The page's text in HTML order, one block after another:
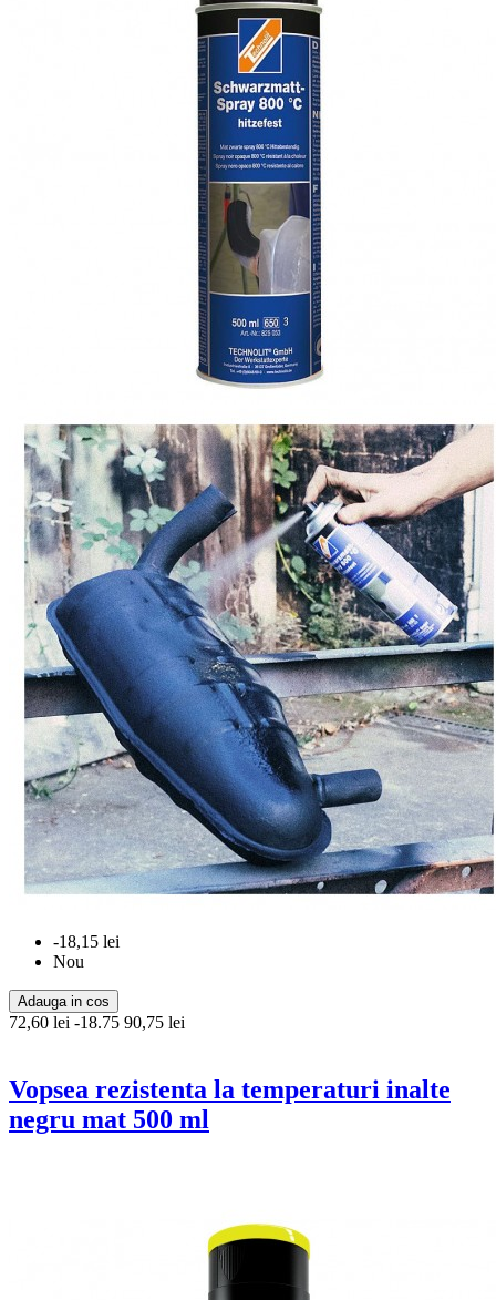
-18,15 lei
Nou
Adauga in cos
72,60 lei -18.75 90,75 lei
Vopsea rezistenta la temperaturi inalte
negru mat 500 ml